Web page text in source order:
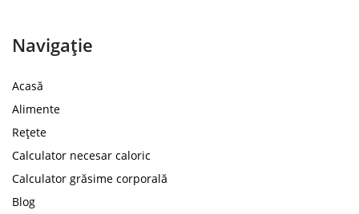
Navigație
Acasă
Alimente
Rețete
Calculator necesar caloric
Calculator grăsime corporală
Blog